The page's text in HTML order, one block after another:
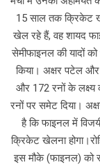
15 साल तक क्रिकेट
खेल रहे हैं, वह शायद
सेमीफाइनल की यादों
किया। अक्षर पटेल और
और 172 रनों के लक्ष्य
रनों पर समेट दिया।
है कि फाइनल में
क्रिकेट खेलना
इस मौके (फाइनल)